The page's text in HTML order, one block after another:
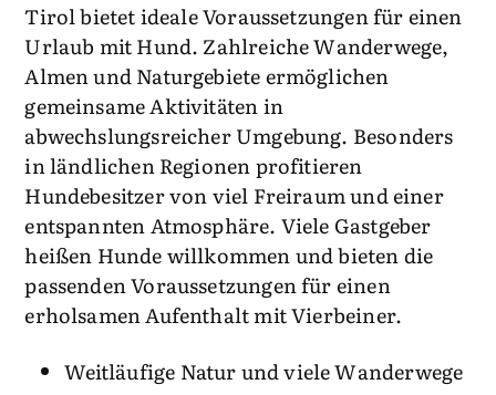
Tirol bietet ideale Voraussetzungen für einen
Urlaub mit Hund. Zahlreiche Wanderwege,
Almen und Naturgebiete ermöglichen
gemeinsame Aktivitäten in
abwechslungsreicher Umgebung. Besonders
in ländlichen Regionen profitieren
Hundebesitzer von viel Freiraum und einer
entspannten Atmosphäre. Viele Gastgeber
heißen Hunde willkommen und bieten die
passenden Voraussetzungen für einen
erholsamen Aufenthalt mit Vierbeiner.
Weitläufige Natur und viele Wanderwege